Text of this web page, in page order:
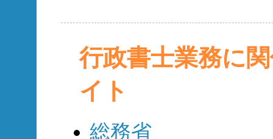
行政書士業務に
イト
総務省